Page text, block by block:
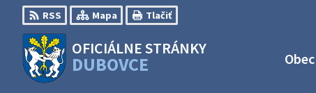
Preskočiť
na
obsah
RSS Mapa Tlačiť
OFICIÁLNE STRÁNKY
DUBOVCE Obec